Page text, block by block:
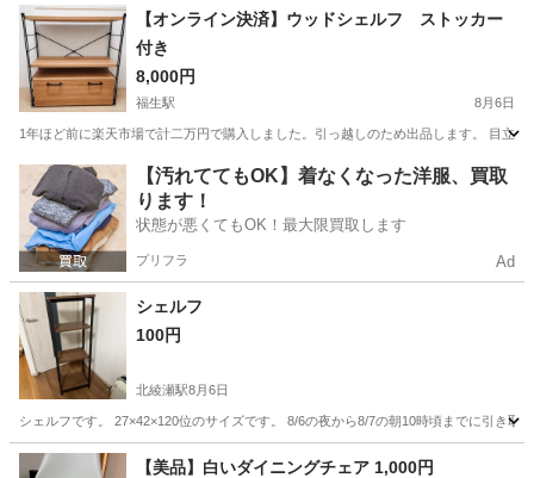
東京 足立区 竹ノ塚駅 その他
【オンライン決済】ウッドシェルフ ストッカー
付き
8,000円
福生駅 8月6日
1年ほど前に楽天市場で計二万円で購入しました。引っ越しのため出品します。 目立
東京 福生市 福生駅 収納家具
【汚れててもOK】着なくなった洋服、買取
ります！
状態が悪くてもOK！最大限買取します
プリフラ Ad
シェルフ
100円
北綾瀬駅8月6日
シェルフです。 27×42×120位のサイズです。 8/6の夜から8/7の朝10時頃までに引き取
東京 足立区 北綾瀬駅 収納家具
【美品】白いダイニングチェア 1,000円